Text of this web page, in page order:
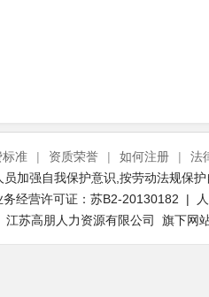
标准 | 资质荣誉 | 如何注册 | 法
加强自我保护意识,按劳动法规保
经营许可证：苏B2-20130182 |
江苏高朋人力资源有限公司 旗下网